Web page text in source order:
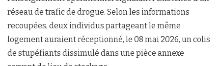
réseau de trafic de drogue. Selon les informations
recoupées, deux individus partageant le même
logement auraient réceptionné, le 08 mai 2026, un colis
de stupéfiants dissimulé dans une pièce annexe